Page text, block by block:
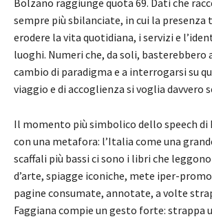
Bolzano raggiunge quota 69. Dati che
sempre più sbilanciate, in cui la presenza
erodere la vita quotidiana, i servizi e
luoghi. Numeri che, da soli, basterebbero
cambio di paradigma e a interrogarsi su
viaggio e di accoglienza si voglia davvero
Il momento più simbolico dello speech di
con una metafora: l’Italia come una
scaffali più bassi ci sono i libri che
d’arte, spiagge iconiche, mete iper-
pagine consumate, annotate, a volte
Faggiana compie un gesto forte: strappa